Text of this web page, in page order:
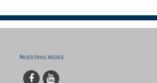
Nuestras redes